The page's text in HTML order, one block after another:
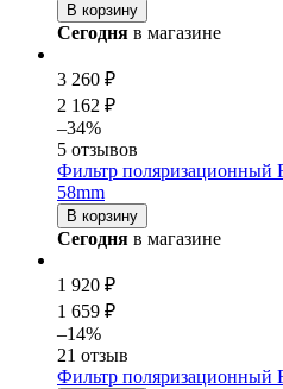
В корзину
Сегодня в магазине
3 260 ₽
2 162 ₽
–34%
5 отзывов
Фильтр поляризационный
58mm
В корзину
Сегодня в магазине
1 920 ₽
1 659 ₽
–14%
21 отзыв
Фильтр поляризационный